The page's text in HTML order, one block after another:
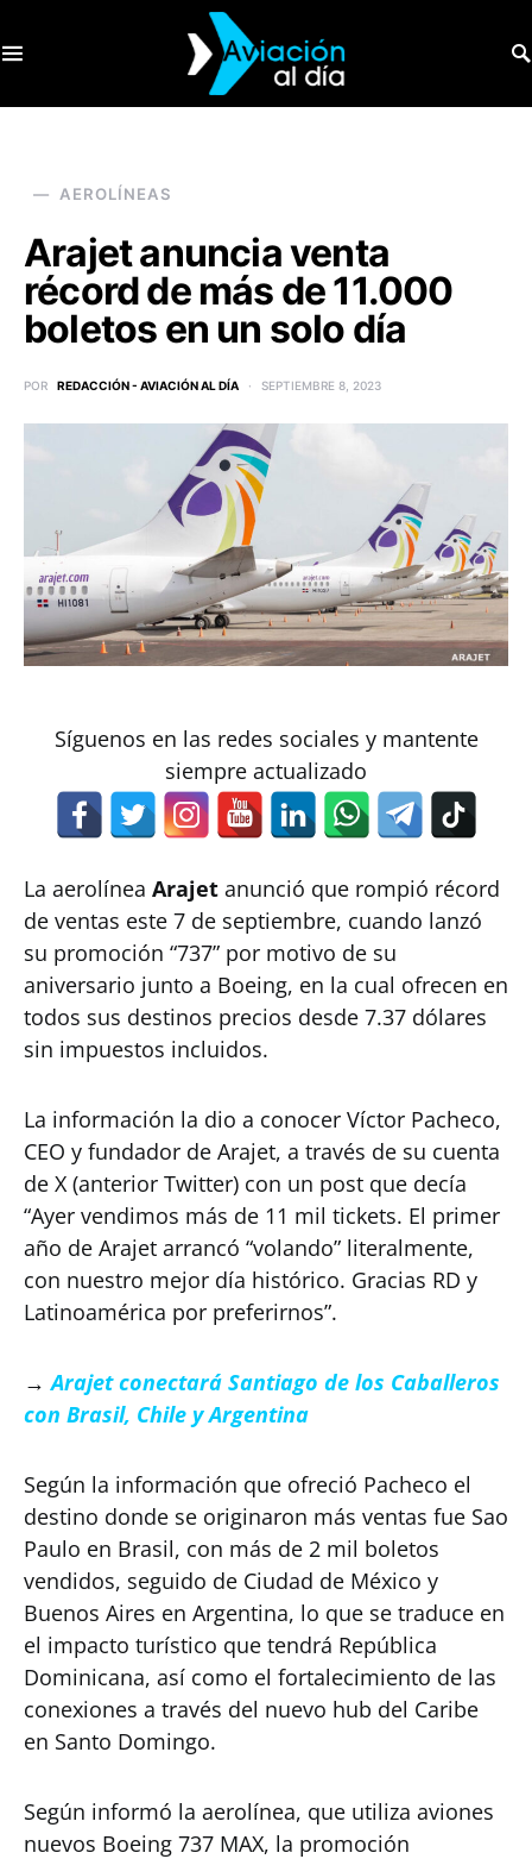
AEROLÍNEAS
Arajet anuncia venta
récord de más de 11.000
boletos en un solo día
POR REDACCIÓN - AVIACIÓN AL DÍA SEPTIEMBRE 8, 2023
Síguenos en las redes sociales y mantente
siempre actualizado
La aerolínea Arajet anunció que rompió récord
de ventas este 7 de septiembre, cuando lanzó
su promoción “737” por motivo de su
aniversario junto a Boeing, en la cual ofrecen en
todos sus destinos precios desde 7.37 dólares
sin impuestos incluidos.
La información la dio a conocer Víctor Pacheco,
CEO y fundador de Arajet, a través de su cuenta
de X (anterior Twitter) con un post que decía
“Ayer vendimos más de 11 mil tickets. El primer
año de Arajet arrancó “volando” literalmente,
con nuestro mejor día histórico. Gracias RD y
Latinoamérica por preferirnos”.
→Arajet conectará Santiago de los Caballeros
con Brasil, Chile y Argentina
Según la información que ofreció Pacheco el
destino donde se originaron más ventas fue Sao
Paulo en Brasil, con más de 2 mil boletos
vendidos, seguido de Ciudad de México y
Buenos Aires en Argentina, lo que se traduce en
el impacto turístico que tendrá República
Dominicana, así como el fortalecimiento de las
conexiones a través del nuevo hub del Caribe
en Santo Domingo.
Según informó la aerolínea, que utiliza aviones
nuevos Boeing 737 MAX, la promoción